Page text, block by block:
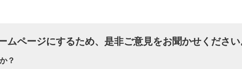
ムページにするため、是非ご意見をお聞かせください
？